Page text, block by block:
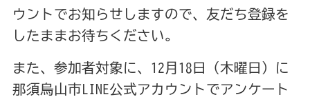
ウントでお知らせしますので、友だち登録を
したままお待ちください。
また、参加者対象に、12月18日（木曜日）に
那須烏山市LINE公式アカウントでアンケート